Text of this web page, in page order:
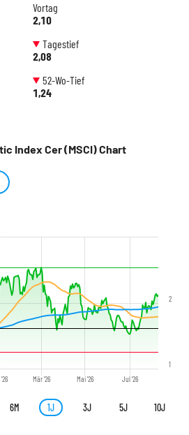
Vortag
2,10
Tagestief
2,08
52-Wo-Tief
1,24
Index Cer (MSCI) Chart
Mär '26 Mai '26 Jul '26
1
2
6M 1J 3J 5J 10J